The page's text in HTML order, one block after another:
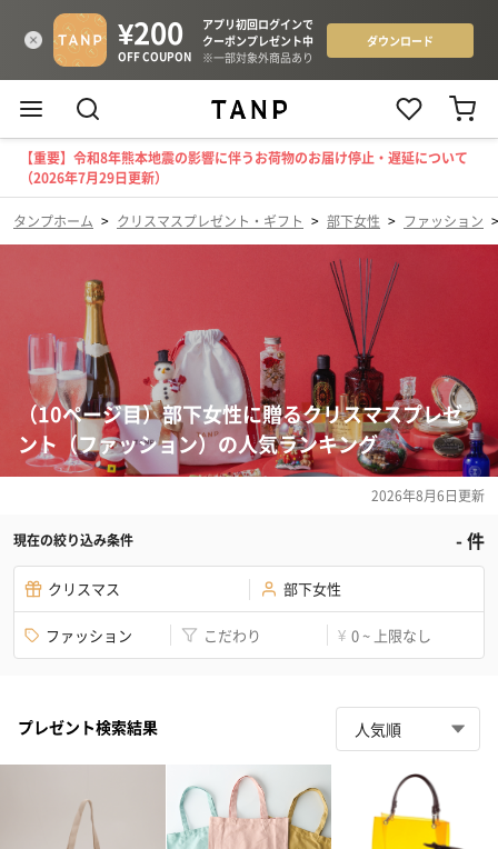
【重要】令和8年熊本地震の影響に伴うお荷物のお届け停止・遅延について
（2026年7月29日更新）
タンプホーム > クリスマスプレゼント・ギフト > 部下女性 > ファッション
（10ページ目）部下女性に贈るクリスマスプレゼ
ント（ファッション）の人気ランキング
2026年8月6日更新
現在の絞り込み条件 -件
クリスマス 部下女性
ファッション こだわり ¥ 0 ~ 上限なし
プレゼント検索結果